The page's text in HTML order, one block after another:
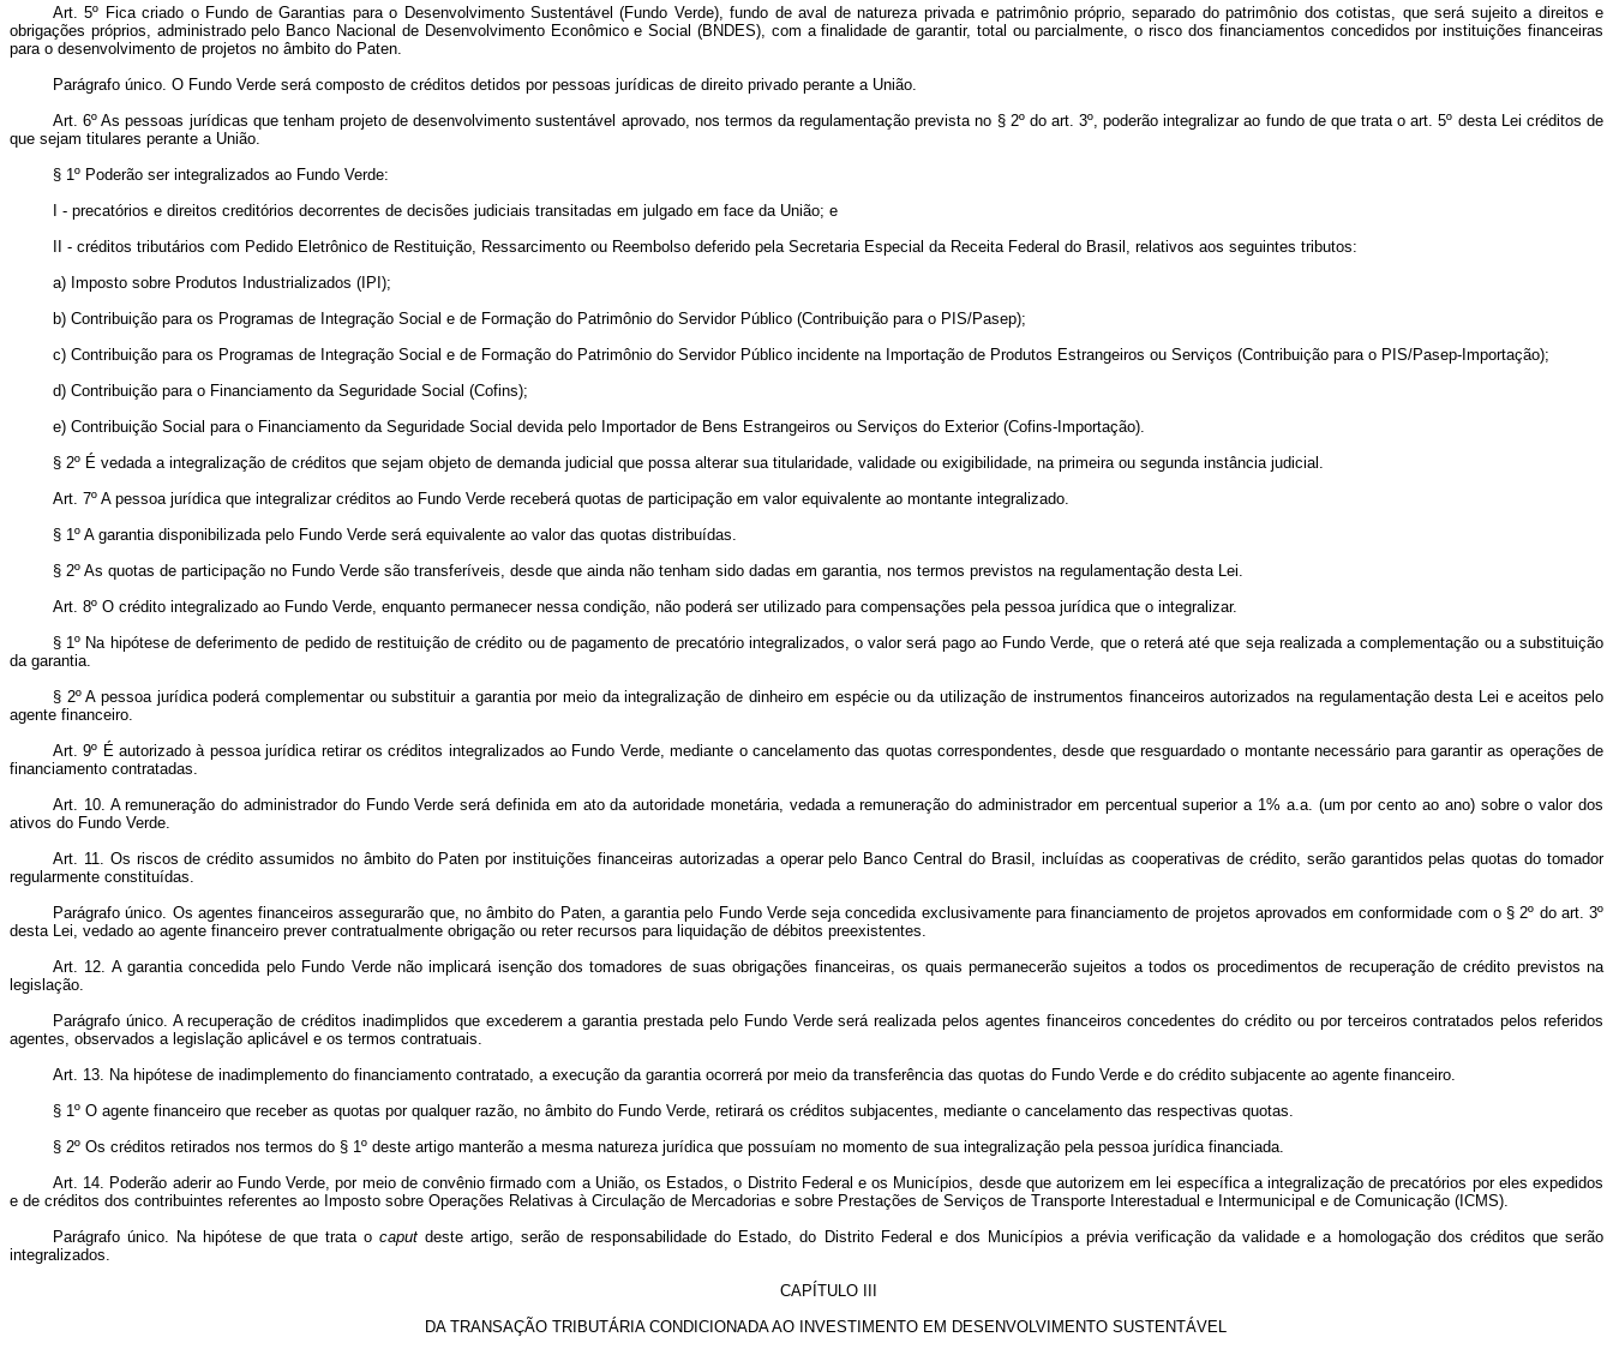
Art. 5º Fica criado o Fundo de Garantias para o Desenvolvimento Sustentável (Fundo Verde), fundo de aval de natureza privada e patrimônio próprio, separado do patrimônio dos cotistas, que será sujeito a direitos e
obrigações próprios, administrado pelo Banco Nacional de Desenvolvimento Econômico e Social (BNDES), com a finalidade de garantir, total ou parcialmente, o risco dos financiamentos concedidos por instituições financeiras
para o desenvolvimento de projetos no âmbito do Paten.
Parágrafo único. O Fundo Verde será composto de créditos detidos por pessoas jurídicas de direito privado perante a União.
Art. 6º As pessoas jurídicas que tenham projeto de desenvolvimento sustentável aprovado, nos termos da regulamentação prevista no § 2º do art. 3º, poderão integralizar ao fundo de que trata o art. 5º desta Lei créditos de
que sejam titulares perante a União.
§ 1º Poderão ser integralizados ao Fundo Verde:
I - precatórios e direitos creditórios decorrentes de decisões judiciais transitadas em julgado em face da União; e
II - créditos tributários com Pedido Eletrônico de Restituição, Ressarcimento ou Reembolso deferido pela Secretaria Especial da Receita Federal do Brasil, relativos aos seguintes tributos:
a) Imposto sobre Produtos Industrializados (IPI);
b) Contribuição para os Programas de Integração Social e de Formação do Patrimônio do Servidor Público (Contribuição para o PIS/Pasep);
c) Contribuição para os Programas de Integração Social e de Formação do Patrimônio do Servidor Público incidente na Importação de Produtos Estrangeiros ou Serviços (Contribuição para o PIS/Pasep-Importação);
d) Contribuição para o Financiamento da Seguridade Social (Cofins);
e) Contribuição Social para o Financiamento da Seguridade Social devida pelo Importador de Bens Estrangeiros ou Serviços do Exterior (Cofins-Importação).
§ 2º É vedada a integralização de créditos que sejam objeto de demanda judicial que possa alterar sua titularidade, validade ou exigibilidade, na primeira ou segunda instância judicial.
Art. 7º A pessoa jurídica que integralizar créditos ao Fundo Verde receberá quotas de participação em valor equivalente ao montante integralizado.
§ 1º A garantia disponibilizada pelo Fundo Verde será equivalente ao valor das quotas distribuídas.
§ 2º As quotas de participação no Fundo Verde são transferíveis, desde que ainda não tenham sido dadas em garantia, nos termos previstos na regulamentação desta Lei.
Art. 8º O crédito integralizado ao Fundo Verde, enquanto permanecer nessa condição, não poderá ser utilizado para compensações pela pessoa jurídica que o integralizar.
§ 1º Na hipótese de deferimento de pedido de restituição de crédito ou de pagamento de precatório integralizados, o valor será pago ao Fundo Verde, que o reterá até que seja realizada a complementação ou a substituição
da garantia.
§ 2º A pessoa jurídica poderá complementar ou substituir a garantia por meio da integralização de dinheiro em espécie ou da utilização de instrumentos financeiros autorizados na regulamentação desta Lei e aceitos pelo
agente financeiro.
Art. 9º É autorizado à pessoa jurídica retirar os créditos integralizados ao Fundo Verde, mediante o cancelamento das quotas correspondentes, desde que resguardado o montante necessário para garantir as operações de
financiamento contratadas.
Art. 10. A remuneração do administrador do Fundo Verde será definida em ato da autoridade monetária, vedada a remuneração do administrador em percentual superior a 1% a.a. (um por cento ao ano) sobre o valor dos
ativos do Fundo Verde.
Art. 11. Os riscos de crédito assumidos no âmbito do Paten por instituições financeiras autorizadas a operar pelo Banco Central do Brasil, incluídas as cooperativas de crédito, serão garantidos pelas quotas do tomador
regularmente constituídas.
Parágrafo único. Os agentes financeiros assegurarão que, no âmbito do Paten, a garantia pelo Fundo Verde seja concedida exclusivamente para financiamento de projetos aprovados em conformidade com o § 2º do art. 3º
desta Lei, vedado ao agente financeiro prever contratualmente obrigação ou reter recursos para liquidação de débitos preexistentes.
Art. 12. A garantia concedida pelo Fundo Verde não implicará isenção dos tomadores de suas obrigações financeiras, os quais permanecerão sujeitos a todos os procedimentos de recuperação de crédito previstos na
legislação.
Parágrafo único. A recuperação de créditos inadimplidos que excederem a garantia prestada pelo Fundo Verde será realizada pelos agentes financeiros concedentes do crédito ou por terceiros contratados pelos referidos
agentes, observados a legislação aplicável e os termos contratuais.
Art. 13. Na hipótese de inadimplemento do financiamento contratado, a execução da garantia ocorrerá por meio da transferência das quotas do Fundo Verde e do crédito subjacente ao agente financeiro.
§ 1º O agente financeiro que receber as quotas por qualquer razão, no âmbito do Fundo Verde, retirará os créditos subjacentes, mediante o cancelamento das respectivas quotas.
§ 2º Os créditos retirados nos termos do § 1º deste artigo manterão a mesma natureza jurídica que possuíam no momento de sua integralização pela pessoa jurídica financiada.
Art. 14. Poderão aderir ao Fundo Verde, por meio de convênio firmado com a União, os Estados, o Distrito Federal e os Municípios, desde que autorizem em lei específica a integralização de precatórios por eles expedidos
e de créditos dos contribuintes referentes ao Imposto sobre Operações Relativas à Circulação de Mercadorias e sobre Prestações de Serviços de Transporte Interestadual e Intermunicipal e de Comunicação (ICMS).
Parágrafo único. Na hipótese de que trata ocaput deste artigo, serão de responsabilidade do Estado, do Distrito Federal e dos Municípios a prévia verificação da validade e a homologação dos créditos que serão
integralizados.
CAPÍTULO III
DA TRANSAÇÃO TRIBUTÁRIA CONDICIONADA AO INVESTIMENTO EM DESENVOLVIMENTO SUSTENTÁVEL